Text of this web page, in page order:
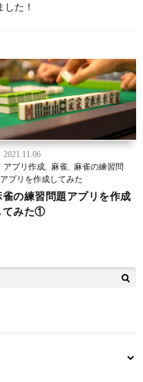
た！
2021.11.06
アプリ作成
麻雀
麻雀の練習問
プリを作成してみた
雀の練習問題アプリを作成
てみた①